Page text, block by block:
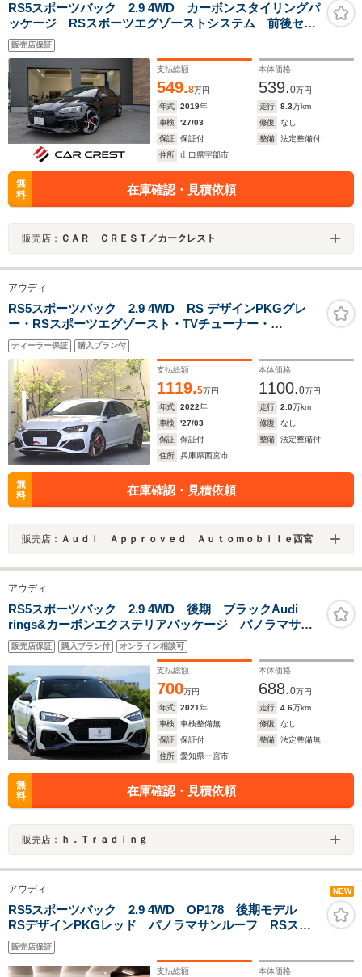
RS5スポーツバック 2.9 4WD カーボンスタイリングパ
ッケージ RSスポーツエグゾーストシステム 前後セン
サー Bカメラ BTオーディオ パークアシスト
ETC パワーシート フルセグTV シートヒーター
4WD パワーバックドア
販売店保証
支払総額
549.8万円
本体価格
539.0万円
年式
2019年 走行 8.3万km
車検
'27/03 修復
なし
保証
保証付 整備
法定整備付
住所
山口県宇部市
無
料
在庫確認・見積依頼
販売店： ＣＡＲ ＣＲＥＳＴ／カークレスト
アウディ
RS5スポーツバック 2.9 4WD RS デザインPKGグレ
ー・RSスポーツエグゾースト・TVチューナー・
20inAW・カーボンスタイリングPKG・サラウンドビュ
ー/パークアシスト・ブラックスタイリングPKG・シート
ヒーター前後
ディーラー保証 購入プラン付
支払総額
1119.5万円
本体価格
1100.0万円
年式
2022年 走行 2.0万km
車検
'27/03 修復
なし
保証
保証付 整備
法定整備付
住所
兵庫県西宮市
無
料
在庫確認・見積依頼
販売店： Ａｕｄｉ Ａｐｐｒｏｖｅｄ Ａｕｔｏｍｏｂｉｌｅ西宮
アウディ
RS5スポーツバック 2.9 4WD 後期 ブラックAudi
rings&カーボンエクステリアパッケージ パノラマサン
ルーフ RSスポーツエグゾースト カーボンデコラティ
ブパネル レーザーライト 20AW レッドキャリパー
B&O ACC
販売店保証 購入プラン付 オンライン相談可
支払総額
700万円
本体価格
688.0万円
年式
2021年 走行 4.6万km
車検
車検整備無 修復
なし
保証
保証付 整備
法定整備無
住所
愛知県一宮市
無
料
在庫確認・見積依頼
販売店： ｈ．Ｔｒａｄｉｎｇ
アウディ NEW
RS5スポーツバック 2.9 4WD OP178 後期モデル
RSデザインPKGレッド パノラマサンルーフ RSスポ
ーツエグゾースト マクストンデザインFスポイラー カ
ーボンミラーカバー パークアシストPKG 前後シート
ヒーター 地デジチューナー
販売店保証
支払総額 本体価格